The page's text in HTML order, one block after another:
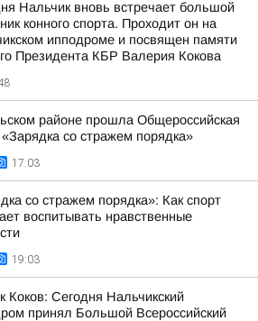
Нальчик вновь встречает большой
конного спорта. Проходит он на
ипподроме и посвящен памяти
Президента КБР Валерия Кокова
районе прошла Общероссийская
«Зарядка со стражем порядка»
17:03
со стражем порядка»: Как спорт
воспитывать нравственные
19:03
Коков: Сегодня Нальчикский
принял Большой Всероссийский